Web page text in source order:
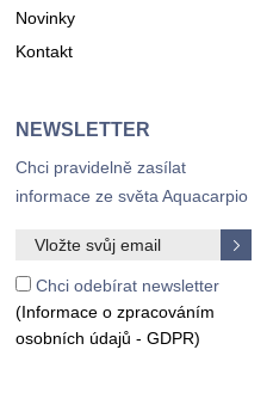
Novinky
Kontakt
NEWSLETTER
Chci pravidelně zasílat
informace ze světa Aquacarpio
Chci odebírat newsletter
(Informace o zpracováním
osobních údajů - GDPR)